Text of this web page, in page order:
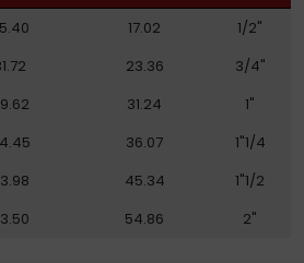
17.02
1/2"
23.36
3/4"
31.24
1"
36.07
1"1/4
45.34
1"1/2
54.86 2"